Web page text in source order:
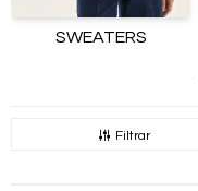
SWEATERS
Filtrar